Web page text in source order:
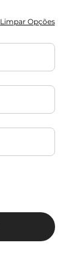
Limpar Opções